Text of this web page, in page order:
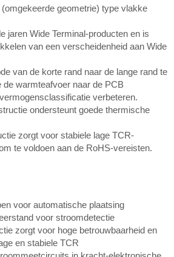
(omgekeerde geometrie) type vlakke
jaren Wide Terminal-producten en is
van een verscheidenheid aan Wide
van de korte rand naar de lange rand te
warmteafvoer naar de PCB
verbeteren.
ondersteunt goede thermische
zorgt voor stabiele lage TCR-
te voldoen aan de RoHS-vereisten.
voor automatische plaatsing
voor stroomdetectie
zorgt voor hoge betrouwbaarheid en
en stabiele TCR